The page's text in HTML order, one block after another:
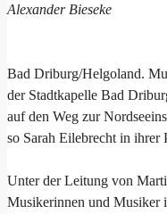
Alexander Bieseke
Bad Driburg/Helgoland.
der Stadtkapelle Bad
auf den Weg zur
so Sarah Eilebrecht in ihrer
Unter der Leitung von
Musikerinnen und Musiker